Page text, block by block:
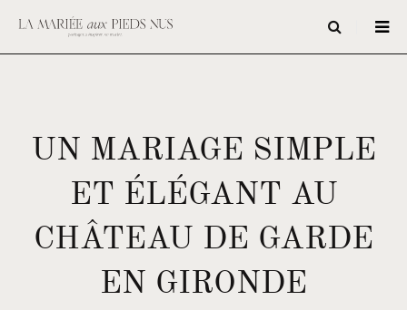
UN MARIAGE SIMPLE
ET ÉLÉGANT AU
CHÂTEAU DE GARDE
EN GIRONDE